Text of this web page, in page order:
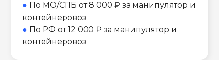
● По МО/СПБ от 8 000 ₽ за манипулятор и
контейнеровоз
● По РФ от 12 000 ₽ за манипулятор и
контейнеровоз